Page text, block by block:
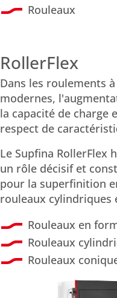
Rouleaux
RollerFlex
Dans les roulements
modernes,
la capacité de charge
respect de
Le Supfina RollerFlex
un rôle décisif et
pour la superfinition
rouleaux cylindriques
Rouleaux en
Rouleaux
Rouleaux